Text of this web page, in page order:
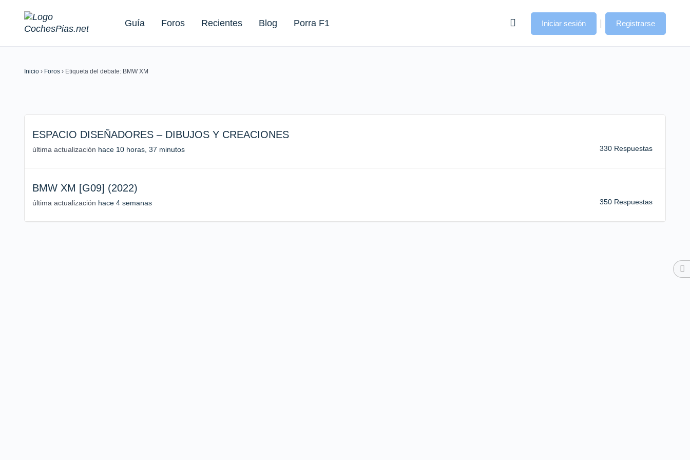
Guía Foros Recientes Blog Porra F1
Buscar:
Iniciar sesión | Registrarse
Inicio › Foros › Etiqueta del debate: BMW XM
ESPACIO DISEÑADORES – DIBUJOS Y CREACIONES
última actualización hace 10 horas, 37 minutos 330 Respuestas
BMW XM [G09] (2022)
última actualización hace 4 semanas 350 Respuestas